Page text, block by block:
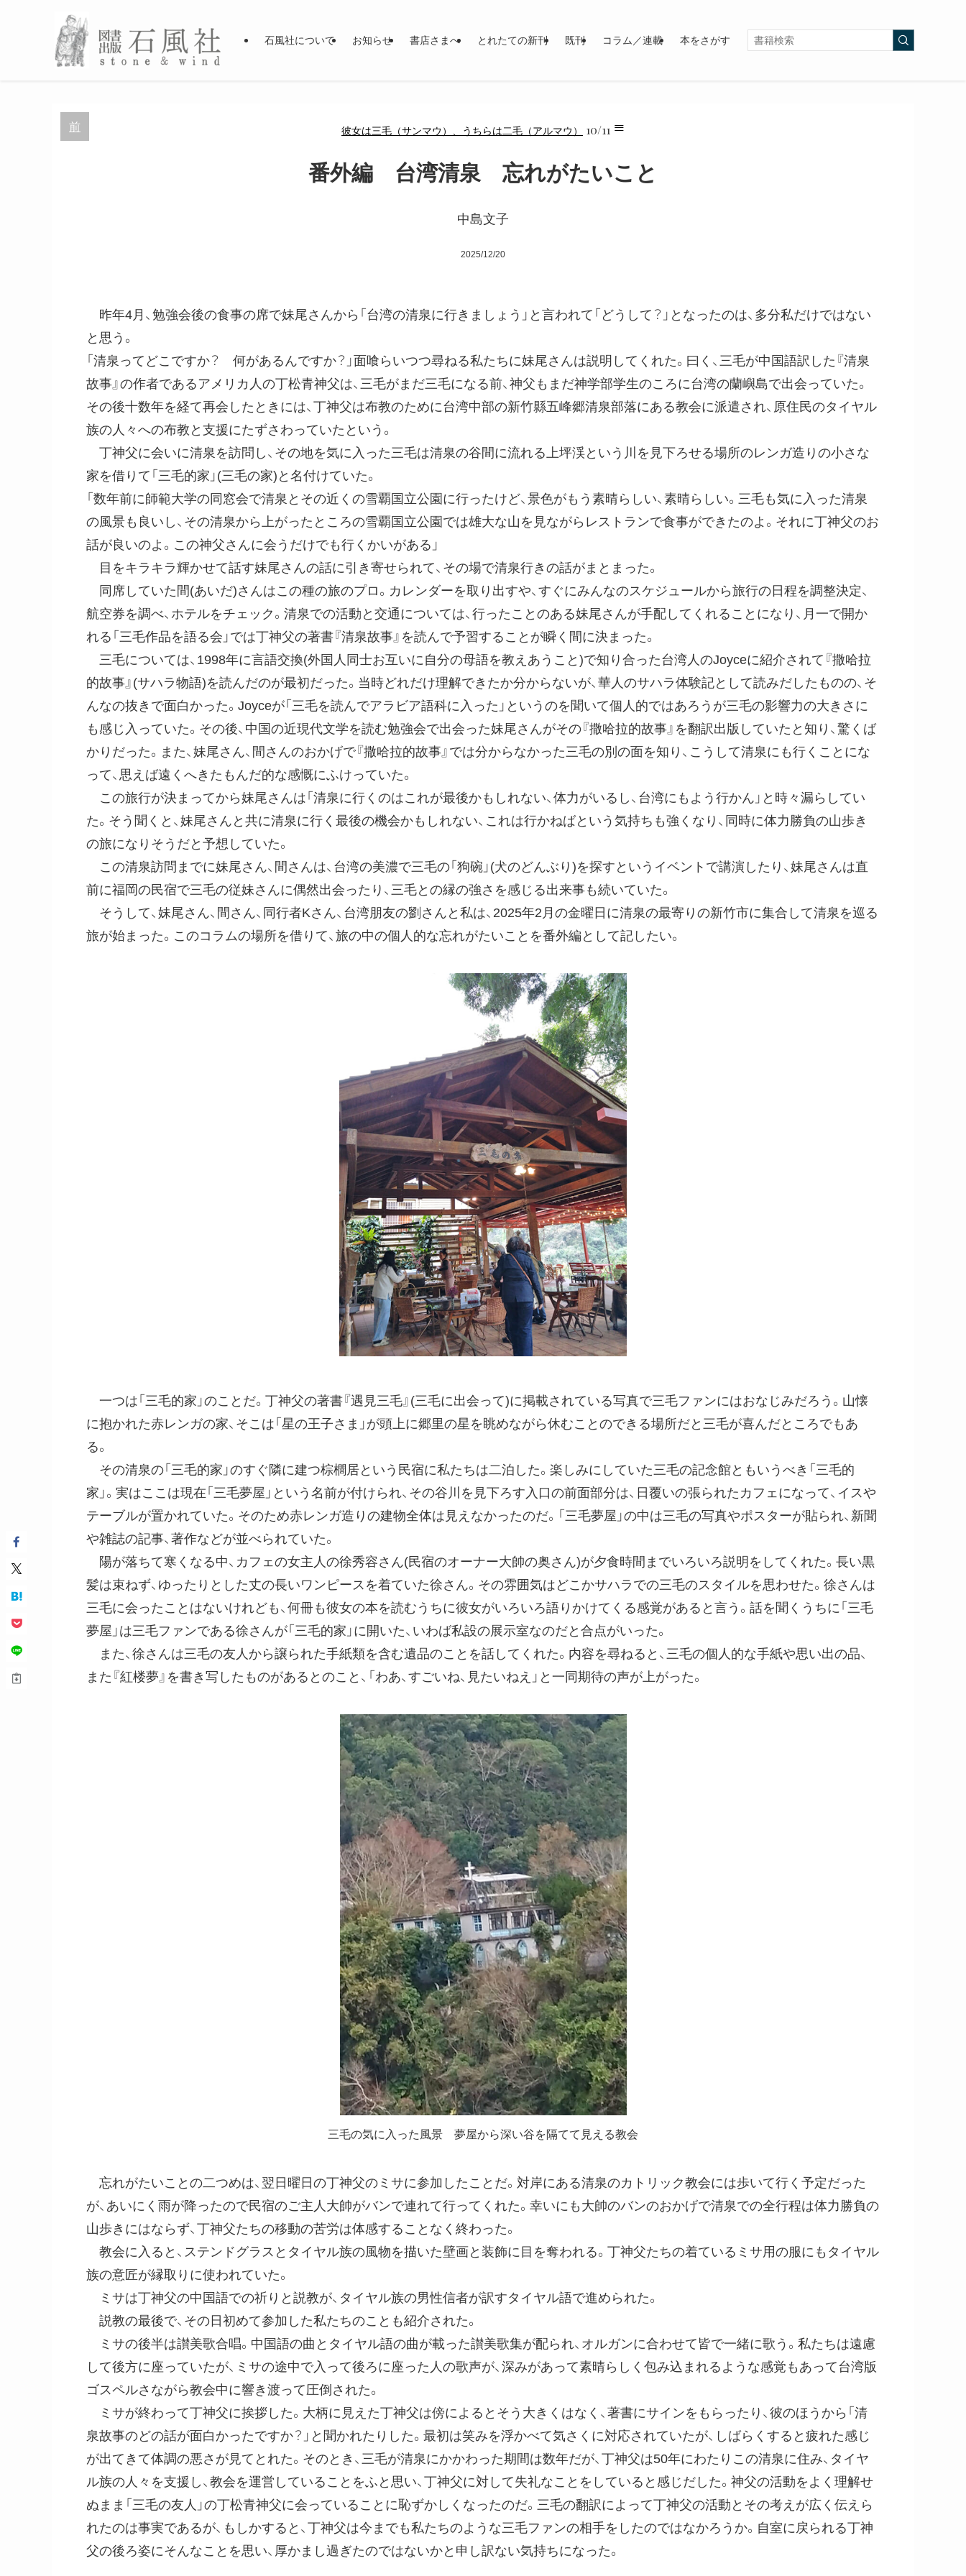
石風社について お知らせ 書店さまへ とれたての新刊 既刊 コラム／連載 本をさがす
前 彼女は三毛（サンマウ）、うちらは二毛（アルマウ） 10/11 ≡
番外編 台湾清泉 忘れがたいこと
中島文子
2025/12/20
昨年4月、勉強会後の食事の席で妹尾さんから「台湾の清泉に行きましょう」と言われて「どうして？」となったのは、多分私だけではない
と思う。
「清泉ってどこですか？ 何があるんですか？」面喰らいつつ尋ねる私たちに妹尾さんは説明してくれた。曰く、三毛が中国語訳した『清泉
故事』の作者であるアメリカ人の丁松青神父は、三毛がまだ三毛になる前、神父もまだ神学部学生のころに台湾の蘭嶼島で出会っていた。
その後十数年を経て再会したときには、丁神父は布教のために台湾中部の新竹縣五峰郷清泉部落にある教会に派遣され、原住民のタイヤル
族の人々への布教と支援にたずさわっていたという。
丁神父に会いに清泉を訪問し、その地を気に入った三毛は清泉の谷間に流れる上坪渓という川を見下ろせる場所のレンガ造りの小さな
家を借りて「三毛的家」(三毛の家)と名付けていた。
「数年前に師範大学の同窓会で清泉とその近くの雪覇国立公園に行ったけど、景色がもう素晴らしい、素晴らしい。三毛も気に入った清泉
の風景も良いし、その清泉から上がったところの雪覇国立公園では雄大な山を見ながらレストランで食事ができたのよ。それに丁神父のお
話が良いのよ。この神父さんに会うだけでも行くかいがある」
目をキラキラ輝かせて話す妹尾さんの話に引き寄せられて、その場で清泉行きの話がまとまった。
同席していた間(あいだ)さんはこの種の旅のプロ。カレンダーを取り出すや、すぐにみんなのスケジュールから旅行の日程を調整決定、
航空券を調べ、ホテルをチェック。清泉での活動と交通については、行ったことのある妹尾さんが手配してくれることになり、月一で開か
れる「三毛作品を語る会」では丁神父の著書『清泉故事』を読んで予習することが瞬く間に決まった。
三毛については、1998年に言語交換(外国人同士お互いに自分の母語を教えあうこと)で知り合った台湾人のJoyceに紹介されて『撒哈拉
的故事』(サハラ物語)を読んだのが最初だった。当時どれだけ理解できたか分からないが、華人のサハラ体験記として読みだしたものの、そ
んなの抜きで面白かった。Joyceが「三毛を読んでアラビア語科に入った」というのを聞いて個人的ではあろうが三毛の影響力の大きさに
も感じ入っていた。その後、中国の近現代文学を読む勉強会で出会った妹尾さんがその『撒哈拉的故事』を翻訳出版していたと知り、驚くば
かりだった。また、妹尾さん、間さんのおかげで『撒哈拉的故事』では分からなかった三毛の別の面を知り、こうして清泉にも行くことにな
って、思えば遠くへきたもんだ的な感慨にふけっていた。
この旅行が決まってから妹尾さんは「清泉に行くのはこれが最後かもしれない、体力がいるし、台湾にもよう行かん」と時々漏らしてい
た。そう聞くと、妹尾さんと共に清泉に行く最後の機会かもしれない、これは行かねばという気持ちも強くなり、同時に体力勝負の山歩き
の旅になりそうだと予想していた。
この清泉訪問までに妹尾さん、間さんは、台湾の美濃で三毛の「狗碗」(犬のどんぶり)を探すというイベントで講演したり、妹尾さんは直
前に福岡の民宿で三毛の従妹さんに偶然出会ったり、三毛との縁の強さを感じる出来事も続いていた。
そうして、妹尾さん、間さん、同行者Kさん、台湾朋友の劉さんと私は、2025年2月の金曜日に清泉の最寄りの新竹市に集合して清泉を巡る
旅が始まった。このコラムの場所を借りて、旅の中の個人的な忘れがたいことを番外編として記したい。
一つは「三毛的家」のことだ。丁神父の著書『遇見三毛』(三毛に出会って)に掲載されている写真で三毛ファンにはおなじみだろう。山懐
に抱かれた赤レンガの家、そこは「星の王子さま」が頭上に郷里の星を眺めながら休むことのできる場所だと三毛が喜んだところでもあ
る。
その清泉の「三毛的家」のすぐ隣に建つ棕櫚居という民宿に私たちは二泊した。楽しみにしていた三毛の記念館ともいうべき「三毛的
家」。実はここは現在「三毛夢屋」という名前が付けられ、その谷川を見下ろす入口の前面部分は、日覆いの張られたカフェになって、イスや
テーブルが置かれていた。そのため赤レンガ造りの建物全体は見えなかったのだ。「三毛夢屋」の中は三毛の写真やポスターが貼られ、新聞
や雑誌の記事、著作などが並べられていた。
陽が落ちて寒くなる中、カフェの女主人の徐秀容さん(民宿のオーナー大帥の奥さん)が夕食時間までいろいろ説明をしてくれた。長い黒
髪は束ねず、ゆったりとした丈の長いワンピースを着ていた徐さん。その雰囲気はどこかサハラでの三毛のスタイルを思わせた。徐さんは
三毛に会ったことはないけれども、何冊も彼女の本を読むうちに彼女がいろいろ語りかけてくる感覚があると言う。話を聞くうちに「三毛
夢屋」は三毛ファンである徐さんが「三毛的家」に開いた、いわば私設の展示室なのだと合点がいった。
また、徐さんは三毛の友人から譲られた手紙類を含む遺品のことを話してくれた。内容を尋ねると、三毛の個人的な手紙や思い出の品、
また『紅楼夢』を書き写したものがあるとのこと、「わあ、すごいね、見たいねえ」と一同期待の声が上がった。
三毛の気に入った風景 夢屋から深い谷を隔てて見える教会
忘れがたいことの二つめは、翌日曜日の丁神父のミサに参加したことだ。対岸にある清泉のカトリック教会には歩いて行く予定だった
が、あいにく雨が降ったので民宿のご主人大帥がバンで連れて行ってくれた。幸いにも大帥のバンのおかげで清泉での全行程は体力勝負の
山歩きにはならず、丁神父たちの移動の苦労は体感することなく終わった。
教会に入ると、ステンドグラスとタイヤル族の風物を描いた壁画と装飾に目を奪われる。丁神父たちの着ているミサ用の服にもタイヤル
族の意匠が縁取りに使われていた。
ミサは丁神父の中国語での祈りと説教が、タイヤル族の男性信者が訳すタイヤル語で進められた。
説教の最後で、その日初めて参加した私たちのことも紹介された。
ミサの後半は讃美歌合唱。中国語の曲とタイヤル語の曲が載った讃美歌集が配られ、オルガンに合わせて皆で一緒に歌う。私たちは遠慮
して後方に座っていたが、ミサの途中で入って後ろに座った人の歌声が、深みがあって素晴らしく包み込まれるような感覚もあって台湾版
ゴスペルさながら教会中に響き渡って圧倒された。
ミサが終わって丁神父に挨拶した。大柄に見えた丁神父は傍によるとそう大きくはなく、著書にサインをもらったり、彼のほうから「清
泉故事のどの話が面白かったですか？」と聞かれたりした。最初は笑みを浮かべて気さくに対応されていたが、しばらくすると疲れた感じ
が出てきて体調の悪さが見てとれた。そのとき、三毛が清泉にかかわった期間は数年だが、丁神父は50年にわたりこの清泉に住み、タイヤ
ル族の人々を支援し、教会を運営していることをふと思い、丁神父に対して失礼なことをしていると感じだした。神父の活動をよく理解せ
ぬまま「三毛の友人」の丁松青神父に会っていることに恥ずかしくなったのだ。三毛の翻訳によって丁神父の活動とその考えが広く伝えら
れたのは事実であるが、もしかすると、丁神父は今までも私たちのような三毛ファンの相手をしたのではなかろうか。自室に戻られる丁神
父の後ろ姿にそんなことを思い、厚かまし過ぎたのではないかと申し訳ない気持ちになった。